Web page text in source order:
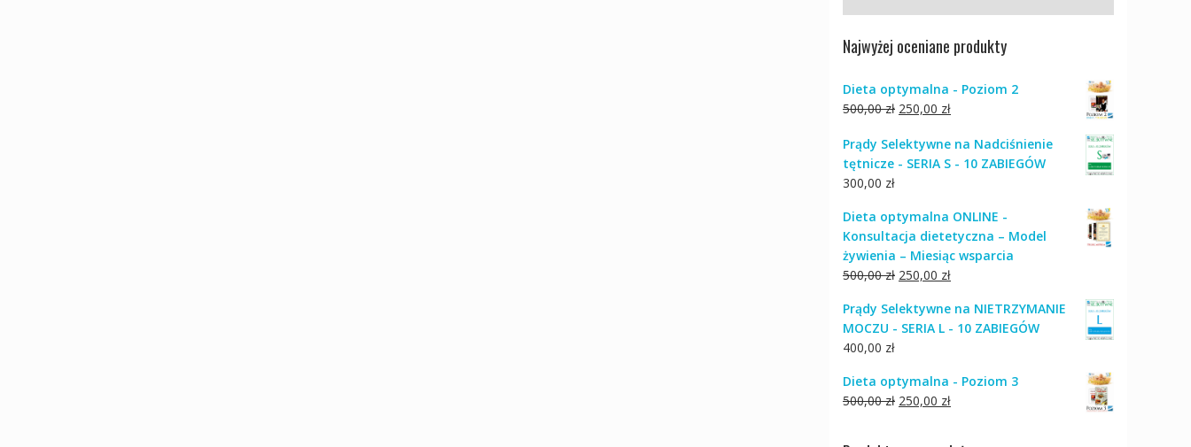
Najwyżej oceniane produkty
Dieta optymalna - Poziom 2
500,00zł Pierwotna
wynosiła:
500,00 zł.
250,00 złAktualna
wynosi:
250,00 zł.
Prądy Selektywne na Nadciśnienie
tętnicze - SERIA S - 10 ZABIEGÓW
300,00 zł
Dieta optymalna ONLINE -
Konsultacja dietetyczna – Model
żywienia – Miesiąc wsparcia
500,00zł Pierwotna
wynosiła:
500,00 zł.
250,00 złAktualna
wynosi:
250,00 zł.
Prądy Selektywne na NIETRZYMANIE
MOCZU - SERIA L - 10 ZABIEGÓW
400,00 zł
Dieta optymalna - Poziom 3
500,00zł Pierwotna
250,00 złAktualna